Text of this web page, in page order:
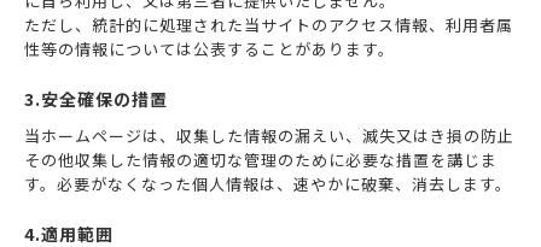
ただし、統計的に処理された当サイトのアクセス情報、利用者属
性等の情報については公表することがあります。
3.安全確保の措置
当ホームページは、収集した情報の漏えい、滅失又はき損の防止
その他収集した情報の適切な管理のために必要な措置を講じま
す。必要がなくなった個人情報は、速やかに破棄、消去します。
4.適用範囲